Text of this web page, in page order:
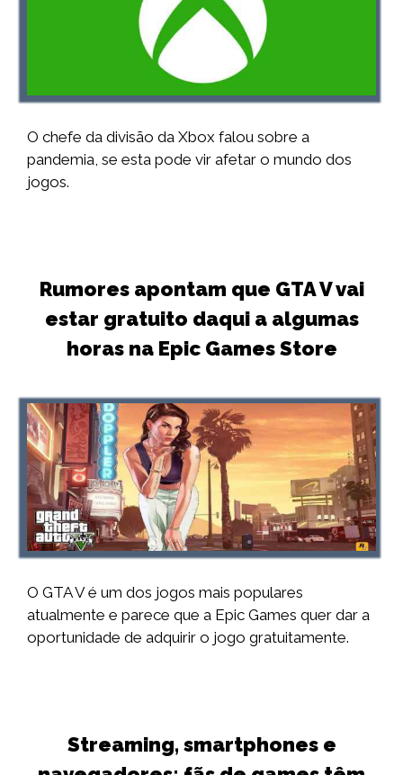
O chefe da divisão da Xbox falou sobre a
pandemia, se esta pode vir afetar o mundo dos
jogos.
Rumores apontam que GTA V vai
estar gratuito daqui a algumas
horas na Epic Games Store
O GTA V é um dos jogos mais populares
atualmente e parece que a Epic Games quer dar a
oportunidade de adquirir o jogo gratuitamente.
Streaming, smartphones e